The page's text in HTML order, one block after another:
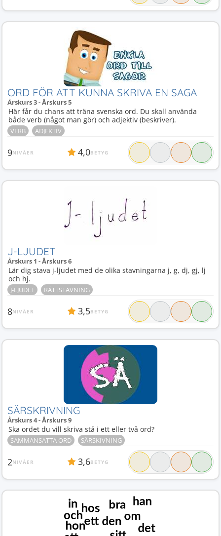
ORD FÖR ATT KUNNA SKRIVA EN SAGA
Årskurs 3 - Årskurs 5
Här får du chans att träna svenska ord. Du skall använda
både verb (något man gör) och adjektiv (beskriver).
VERB ADJEKTIV
9NIVÅER 4,0BETYG
J-LJUDET
Årskurs 1 - Årskurs 6
Lär dig stava j-ljudet med de olika stavningarna j, g, dj, gj, lj
och hj.
J-LJUDET RÄTTSTAVNING
8NIVÅER 3,5BETYG
SÄRSKRIVNING
Årskurs 4 - Årskurs 9
Ska ordet du vill skriva stå i ett eller två ord?
SAMMANSATTA ORD SÄRSKIVNING
2NIVÅER 3,6BETYG